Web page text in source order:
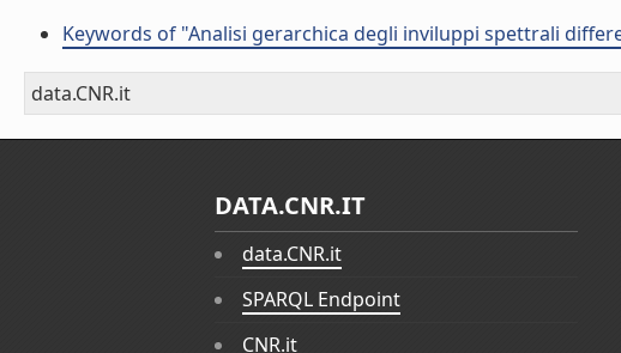
Keywords of "Analisi gerarchica degli inviluppi spettrali
data.CNR.it
DATA.CNR.IT
data.CNR.it
SPARQL Endpoint
CNR.it